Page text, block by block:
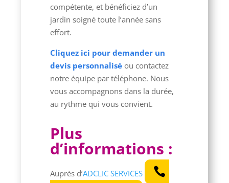
compétente, et bénéficiez d’un
jardin soigné toute l’année sans
effort.
Cliquez ici pour demander un
devis personnaliséou contactez
notre équipe par téléphone. Nous
vous accompagnons dans la durée,
au rythme qui vous convient.
Plus
d’informations :
Auprès d’ADCLIC SERVICES